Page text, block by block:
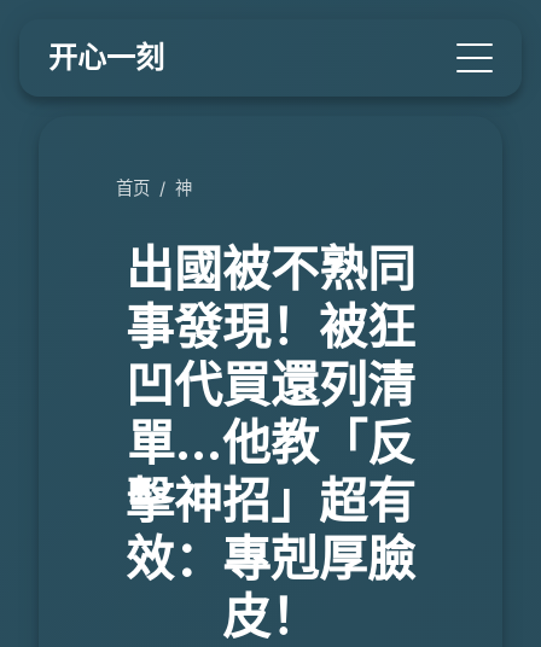
开心一刻
首页 / 神
出國被不熟同
事發現！被狂
凹代買還列清
單…他教「反
擊神招」超有
效：專剋厚臉
皮！